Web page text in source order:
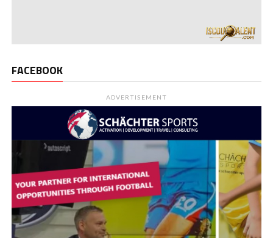
FACEBOOK
ADVERTISEMENT